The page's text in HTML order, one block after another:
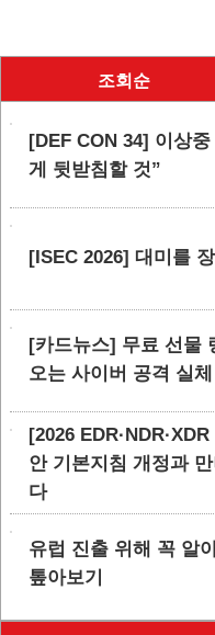
조회순
[DEF CON 34] 이상
게 뒷받침할 것”
[ISEC 2026] 대미를
[카드뉴스] 무료 선물
오는 사이버 공격 실체
[2026
안 기본지침 개정과
다
유럽 진출 위해 꼭 알
톺아보기